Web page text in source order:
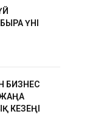
ҮНІ
БИЗНЕС
КЕЗЕҢІ